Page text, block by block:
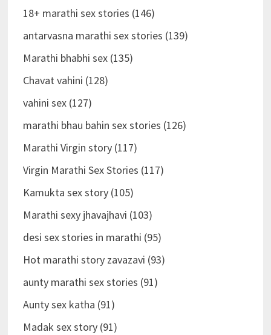
18+ marathi sex stories (146)
antarvasna marathi sex stories (139)
Marathi bhabhi sex (135)
Chavat vahini (128)
vahini sex (127)
marathi bhau bahin sex stories (126)
Marathi Virgin story (117)
Virgin Marathi Sex Stories (117)
Kamukta sex story (105)
Marathi sexy jhavajhavi (103)
desi sex stories in marathi (95)
Hot marathi story zavazavi (93)
aunty marathi sex stories (91)
Aunty sex katha (91)
Madak sex story (91)